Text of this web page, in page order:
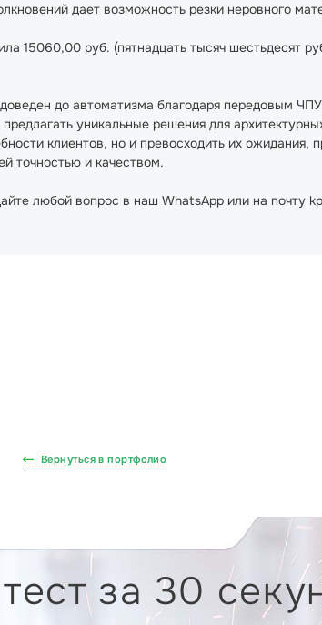
дает возможность резки неровного
15060,00 руб. (пятнадцать тысяч шестьдесят
до автоматизма благодаря передовым
уникальные решения для
клиентов, но и превосходить их ожидания,
точностью и качеством.
любой вопрос в наш WhatsApp или на почту
Вернуться в портфолио
за 30